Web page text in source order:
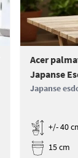
Acer
Japanse
Japanse
+/- 40
15 cm